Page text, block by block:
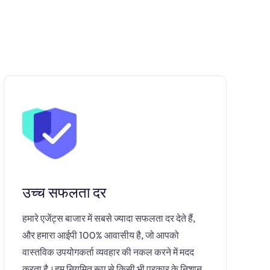
उच्च सफलता दर
हमारे एजेंट्स बाजार में सबसे ज्यादा सफलता दर देते हैं,
और हमारा आईपी 100% आवासीय है, जो आपको
वास्तविक उपयोगकर्ता व्यवहार की नकल करने में मदद